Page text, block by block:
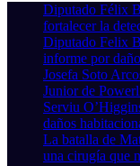
Diputado Félix
fortalecer la
Diputado Felix
informe por
Josefa Soto
Junior de
Serviu
daños
La batalla de
una cirugía que